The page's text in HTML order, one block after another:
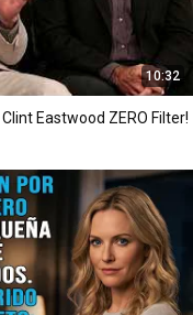
10:32
Eastwood ZERO Filter!